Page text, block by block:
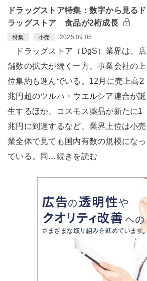
ドラッグストア特集：数字から見るド
ラッグストア 食品が2桁成長
特集 小売 2025.09.05
ドラッグストア（DgS）業界は、店
舗数の拡大が続く一方、事業会社の上
位集約も進んでいる。12月に売上高2
兆円超のツルハ・ウエルシア連合が誕
生するほか、コスモス薬品が新たに1
兆円に到達するなど、業界上位は小売
業全体で見ても国内有数の規模になっ
ている。同…続きを読む